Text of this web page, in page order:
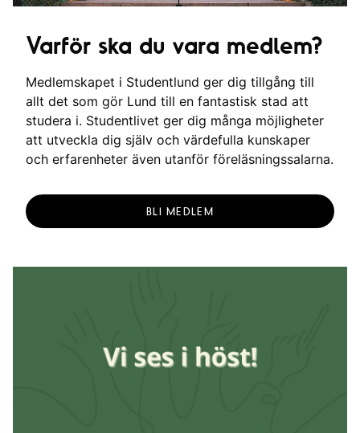
Varför ska du vara medlem?
Medlemskapet i Studentlund ger dig tillgång till
allt det som gör Lund till en fantastisk stad att
studera i. Studentlivet ger dig många möjligheter
att utveckla dig själv och värdefulla kunskaper
och erfarenheter även utanför föreläsningssalarna.
BLI MEDLEM